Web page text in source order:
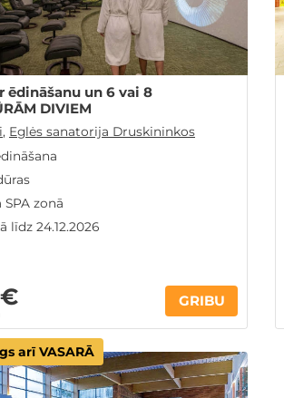
ēdināšanu un 6 vai 8
DIVIEM
, Eglės sanatorija Druskininkos
zonā
līdz 24.12.2026
GRIBU
arī VASARĀ